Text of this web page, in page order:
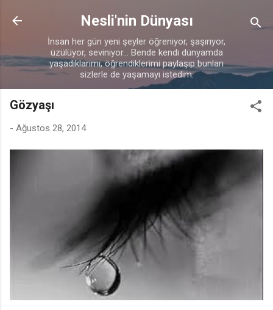
Ana içeriğe atla
Nesli'nin Dünyası
İnsan her gün yeni şeyler öğreniyor, şaşırıyor,
üzülüyor, seviniyor... Bende kendi dünyamda
yaşadıklarımı, öğrendiklerimi paylaşıp bunları
sizlerle de yaşamayı istedim.
Gözyaşı
- Ağustos 28, 2014